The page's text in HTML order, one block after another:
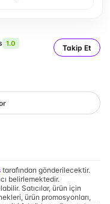
1.0 Takip Et
tarafından gönderilecektir.
belirlemektedir.
Satıcılar, ürün için
ürün promosyonları,